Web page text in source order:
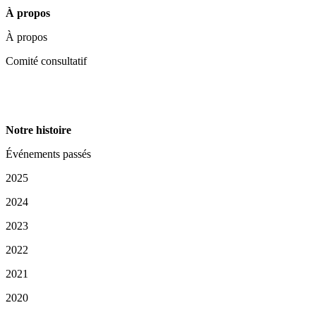
À propos
À propos
Comité consultatif
Notre histoire
Événements passés
2025
2024
2023
2022
2021
2020